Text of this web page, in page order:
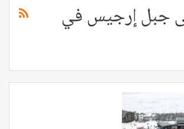
جبل إرجيس في